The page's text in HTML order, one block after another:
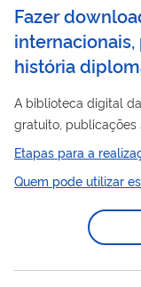
Fazer
história
A biblioteca digital
gratuito,
relações
relações
800 obras em
EPUB e MOBI.
Etapas para a
Quem pode utilizar